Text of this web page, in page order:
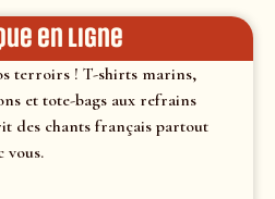
en ligne
terroirs ! T-shirts marins,
et tote-bags aux refrains
des chants français partout
vous.